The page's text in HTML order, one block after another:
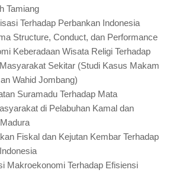
Tamiang
Terhadap Perbankan Indonesia
Structure, Conduct, dan Performance
Keberadaan Wisata Religi Terhadap
Sekitar (Studi Kasus Makam
Wahid Jombang)
Suramadu Terhadap Mata
di Pelabuhan Kamal dan
Fiskal dan Kejutan Kembar Terhadap
Makroekonomi Terhadap Efisiensi